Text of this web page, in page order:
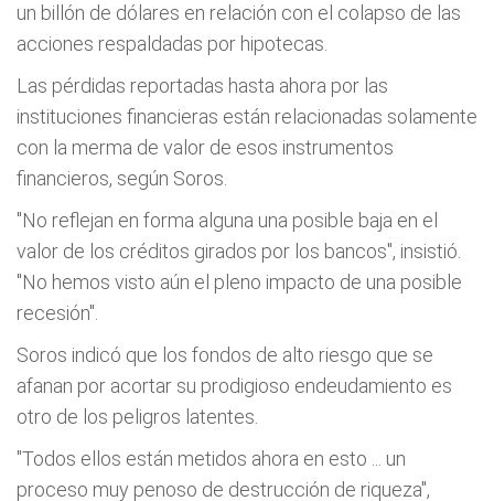
un billón de dólares en relación con el colapso de las
acciones respaldadas por hipotecas.
Las pérdidas reportadas hasta ahora por las
instituciones financieras están relacionadas solamente
con la merma de valor de esos instrumentos
financieros, según Soros.
"No reflejan en forma alguna una posible baja en el
valor de los créditos girados por los bancos", insistió.
"No hemos visto aún el pleno impacto de una posible
recesión".
Soros indicó que los fondos de alto riesgo que se
afanan por acortar su prodigioso endeudamiento es
otro de los peligros latentes.
"Todos ellos están metidos ahora en esto ... un
proceso muy penoso de destrucción de riqueza",